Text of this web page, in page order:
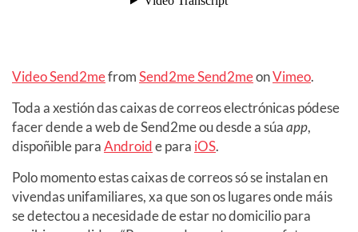
Video Send2mefromSend2me Send2meonVimeo.
Toda a xestión das caixas de correos electrónicas pódese
facer dende a web de Send2me ou desde a súaapp,
dispoñible paraAndroide para iOS.
Polo momento estas caixas de correos só se instalan en
vivendas unifamiliares, xa que son os lugares onde máis
se detectou a necesidade de estar no domicilio para